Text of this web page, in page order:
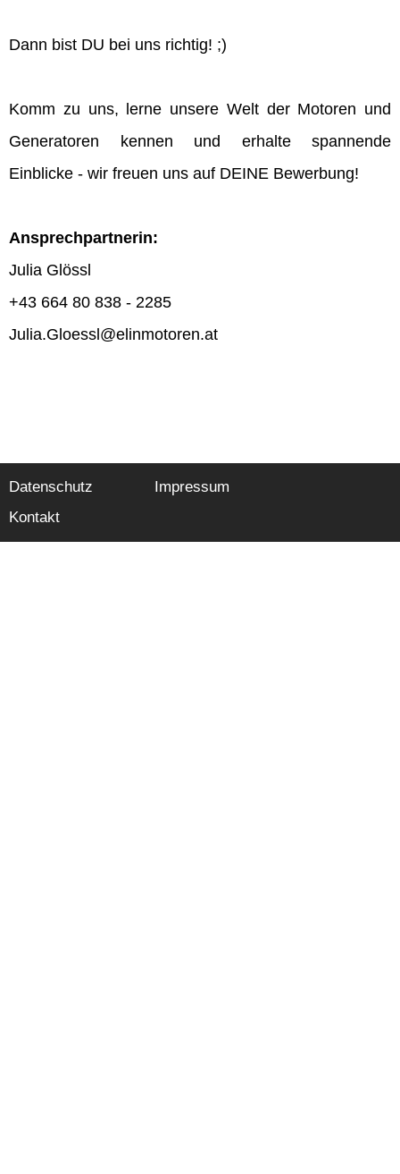
Dann bist DU bei uns richtig! ;)
Komm zu uns, lerne unsere Welt der Motoren und
Generatoren kennen und erhalte spannende
Einblicke - wir freuen uns auf DEINE Bewerbung!
Ansprechpartnerin:
Julia Glössl
+43 664 80 838 - 2285
Julia.Gloessl@elinmotoren.at
Datenschutz
Impressum
Kontakt